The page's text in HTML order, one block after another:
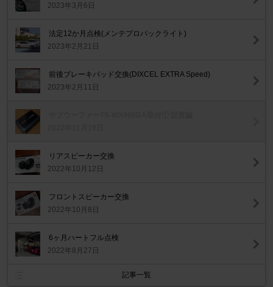
2023年3月6日
法定12か月点検(メンテプロパックライト)
2023年2月21日
前後ブレーキパッド交換(DIXCEL EXTRA Speed)
2023年2月11日
リアスピーカー交換
2022年10月12日
フロントスピーカー交換
2022年10月8日
6ヶ月ハートフル点検
2022年8月27日
記事一覧